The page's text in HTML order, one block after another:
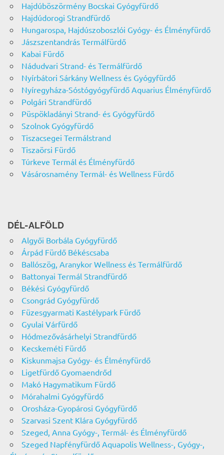
Hajdúböszörmény Bocskai Gyógyfürdő
Hajdúdorogi Strandfürdő
Hungarospa, Hajdúszoboszlói Gyógy- és Élményfürdő
Jászszentandrás Termálfürdő
Kabai Fürdő
Nádudvari Strand- és Termálfürdő
Nyírbátori Sárkány Wellness és Gyógyfürdő
Nyíregyháza-Sóstógyógyfürdő Aquarius Élményfürdő
Polgári Strandfürdő
Püspökladányi Strand- és Gyógyfürdő
Szolnok Gyógyfürdő
Tiszacsegei Termálstrand
Tiszaörsi Fürdő
Túrkeve Termál és Élményfürdő
Vásárosnamény Termál- és Wellness Fürdő
DÉL-ALFÖLD
Algyői Borbála Gyógyfürdő
Árpád Fürdő Békéscsaba
Ballószög, Aranykor Wellness és Termálfürdő
Battonyai Termál Strandfürdő
Békési Gyógyfürdő
Csongrád Gyógyfürdő
Füzesgyarmati Kastélypark Fürdő
Gyulai Várfürdő
Hódmezővásárhelyi Strandfürdő
Kecskeméti Fürdő
Kiskunmajsa Gyógy- és Élményfürdő
Ligetfürdő Gyomaendrőd
Makó Hagymatikum Fürdő
Mórahalmi Gyógyfürdő
Orosháza-Gyopárosi Gyógyfürdő
Szarvasi Szent Klára Gyógyfürdő
Szeged, Anna Gyógy-, Termál- és Élményfürdő
Szeged Napfényfürdő Aquapolis Wellness-, Gyógy-,